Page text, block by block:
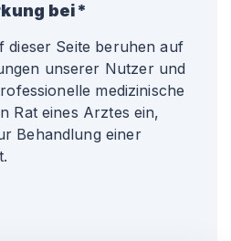
bei*
dieser Seite beruhen auf
unserer Nutzer und
medizinische
Rat eines Arztes ein,
Behandlung einer